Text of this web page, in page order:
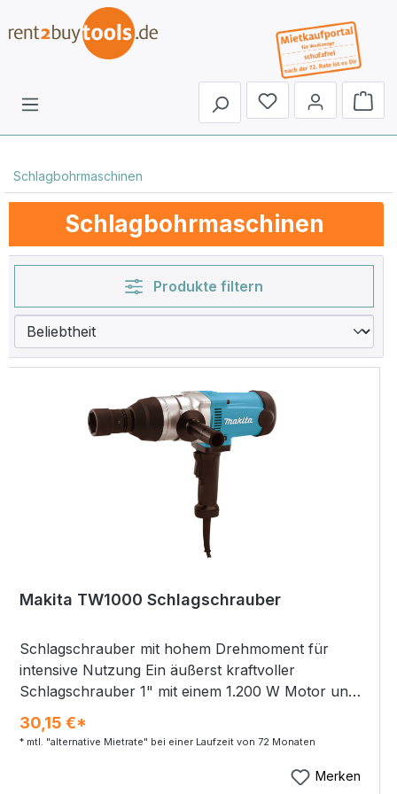
Du hast 0 Produkte
Schlagbohrmaschinen
Schlagbohrmaschinen
Produkte filtern
Makita TW1000 Schlagschrauber
Schlagschrauber mit hohem Drehmoment für
intensive Nutzung Ein äußerst kraftvoller
Schlagschrauber 1" mit einem 1.200 W Motor und
einem max. Drehmoment von 1.000 Nm. Ideal für
Anwendungen, die einen hohen
für schnelles Umschalten von Rechts-/Linkslauf.
30,15 €*
* mtl. "alternative Mietrate" bei einer Laufzeit von 72 Monaten
Merken